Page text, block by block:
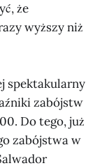
że
wyższy niż
spektakularny
zabójstw
Do tego, już
zabójstwa w